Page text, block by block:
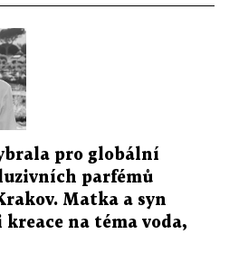
pro globální
parfémů
Matka a syn
na téma voda,